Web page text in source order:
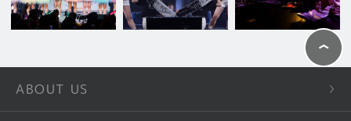
ABOUT US